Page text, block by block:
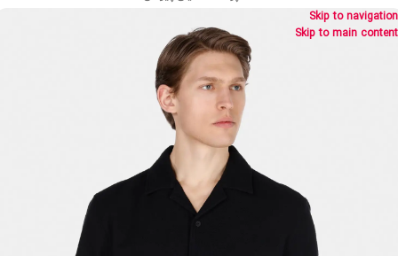
Skip to navigation
Skip to main content